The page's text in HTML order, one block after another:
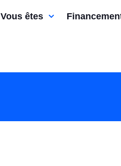
Vous êtes